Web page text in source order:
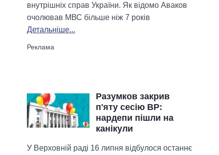
внутрішніх справ України. Як відомо Аваков
очолював МВС більше ніж 7 років
Детальніше...
Разумков закрив
п'яту сесію ВР:
нардепи пішли на
канікули
У Верховній раді 16 липня відбулося останнє